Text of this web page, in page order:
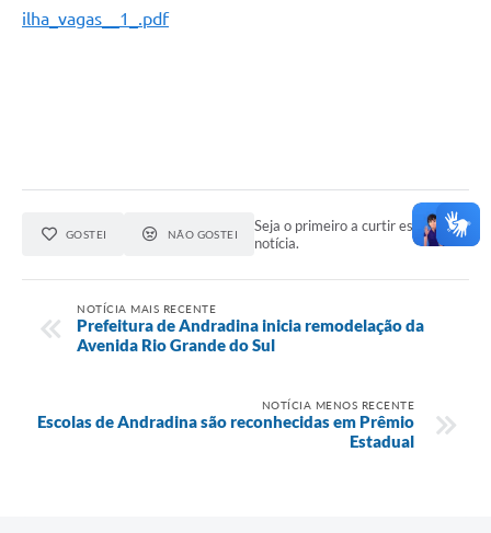
ilha_vagas__1_.pdf
GOSTEI NÃO GOSTEI
Seja o primeiro a curtir esta
notícia.
NOTÍCIA MAIS RECENTE
Prefeitura de Andradina inicia remodelação da
Avenida Rio Grande do Sul
NOTÍCIA MENOS RECENTE
Escolas de Andradina são reconhecidas em Prêmio
Estadual